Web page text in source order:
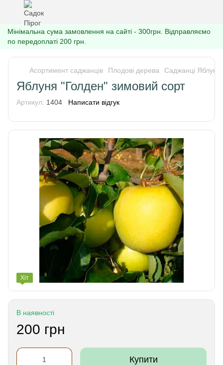
Мінімальна сума замовлення на сайті - 300грн. Відправляємо
по передоплаті 200 грн.
Асортимент саджанців Плодові дерева Саджанці Яблуні
Яблуня "Голден" зимовий сорт
Артикул: 1404 Написати відгук
Хіт
В наявності
200 грн
Купити